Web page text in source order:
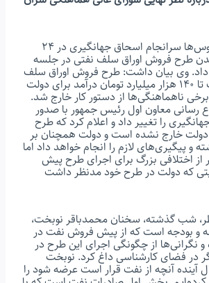
پس از این کش و قوس‌ها سرانجام اسحاق جهانگیری در ۲۴
طرح فروش اوراق سلف نفتی در جلسه
داد. وی بیان داشت: طرح فروش اوراق سلف
نفتی که می‌توانست تا ۱۴۰ هزار میلیارد تومان درآمد برای دولت
برخی ناهماهنگی‌ها از دستور کار خارج شد.
رسانی معاون اول رئیس جمهور با صدور
را تغییر داد و اعلام کرد که طرح
دولت خارج نشده است و دولت همچنان بر
و پیگیری‌های لازم را انجام خواهد داد اما
از اختلافی بزرگ برای اجرای طرح پیش
که دولت در طرح خود مدنظر داشت
شب گذشته، سخنان محمدباقر نوبخت،
و بودجه است که از پیش فروش نفت در
داده و نگرانی‌ها از چگونگی اجرای این طرح در
در فضای کارشناسی داغ کرد. نوبخت
آینده آنچه از نفت قرار است عرضه شود را